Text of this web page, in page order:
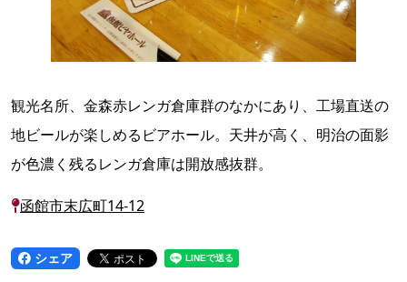
観光名所、金森赤レンガ倉庫群のなかにあり、工場直送の
地ビールが楽しめるビアホール。天井が高く、明治の面影
が色濃く残るレンガ倉庫は開放感抜群。
函館市末広町14-12
シェア